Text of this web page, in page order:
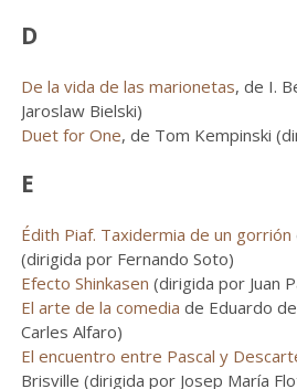
D
De la vida de las marionetas, de I.
Jaroslaw Bielski)
Duet for One, de Tom Kempinski
E
Édith Piaf. Taxidermia de un gorrión
(dirigida por Fernando Soto)
Efecto Shinkasen (dirigida por Juan
El arte de la comedia de Eduardo
Carles Alfaro)
El encuentro entre Pascal y
Brisville (dirigida por Josep María